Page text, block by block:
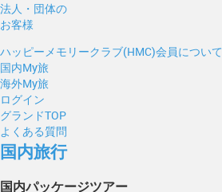
法人・団体の
お客様
ハッピーメモリークラブ(HMC)会員について
国内My旅
海外My旅
ログイン
グランドTOP
よくある質問
国内旅行
国内パッケージツアー